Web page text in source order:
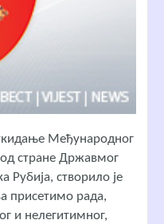
Међународног
од стране Државмог
Рубија, створило је
присетимо рада,
и нелегитимног,